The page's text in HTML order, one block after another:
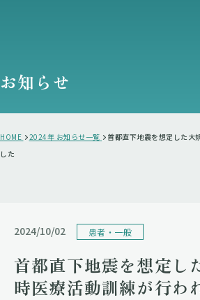
お知らせ
HOME 2024年 お知らせ一覧
首都直下地震を想定した大
した
2024/10/02 患者・一般
首都直下地震を想定し
時医療活動訓練が行わ